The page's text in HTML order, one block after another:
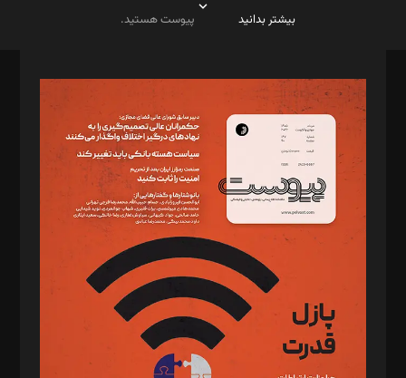
بیشتر بدانید
پیوست هستید.
مدیر مسئول: محمدباقر اثنی‌عشری
سردبیر: مهرک محمودی
دبیر تحریریه: میثم قاسمی
د‌بیر ناداستان: سمانه سمیع
د‌بیر خدمت و تجارت: ابوالفضل رجبی
د‌بیر حقوق فناوری: حسام‌الدین ایپکچی
د‌بیر پیوست جهان: مینا پاکدل
د‌بیر تحریریه آنلاین: بابک نقاش
تحریریه‌: مجتبی محمود‌ی، آرش برهمند، یسنا امان‌پور، سروش کرمیان،
مصطفی مسجدی آرانی، ابوالفضل رجبی، زهرا فکرانه، فائزه فتحی
رستمی،مصطفی باستان
ویرایش: نگار استاد‌‌آقا